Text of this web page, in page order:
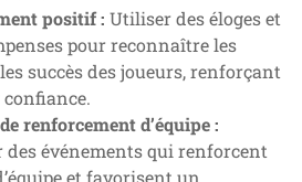
positif : Utiliser des éloges et
pour reconnaître les
succès des joueurs, renforçant
renforcement d’équipe :
des événements qui renforcent